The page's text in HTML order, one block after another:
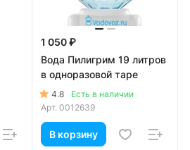
1 050 ₽
Вода Пилигрим 19 литров
в одноразовой таре
4.8
Есть в наличии
Арт. 0012639
В корзину